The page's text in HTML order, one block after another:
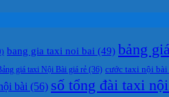
bang gia taxi noi bai (49) bảng
giá taxi Nội Bài giá rẻ (36) cước taxi nội bài
bài (56) số tổng đài taxi